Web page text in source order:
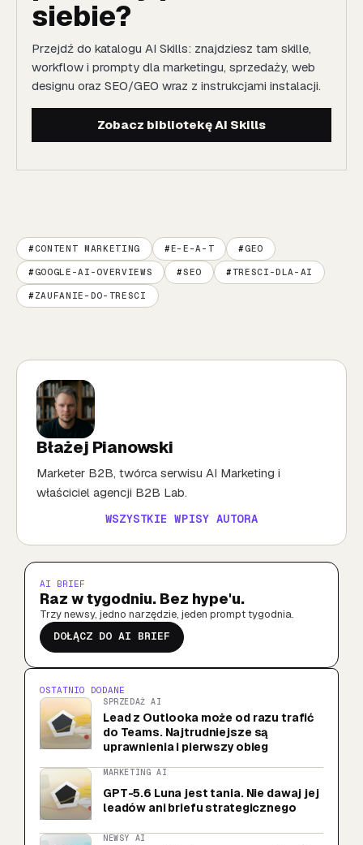
siebie?
Przejdź do katalogu AI Skills: znajdziesz tam skille,
workflow i prompty dla marketingu, sprzedaży, web
designu oraz SEO/GEO wraz z instrukcjami instalacji.
Zobacz bibliotekę AI Skills
CONTENT MARKETING E-E-A-T GEO
GOOGLE-AI-OVERVIEWS SEO TRESCI-DLA-AI
ZAUFANIE-DO-TRESCI
Błażej Pianowski
Marketer B2B, twórca serwisu AI Marketing i
właściciel agencji B2B Lab.
WSZYSTKIE WPISY AUTORA
AI BRIEF
Raz w tygodniu. Bez hype'u.
Trzy newsy, jedno narzędzie, jeden prompt tygodnia.
DOŁĄCZ DO AI BRIEF
OSTATNIO DODANE
SPRZEDAŻ AI
Lead z Outlooka może od razu trafić
do Teams. Najtrudniejsze są
uprawnienia i pierwszy obieg
MARKETING AI
GPT-5.6 Luna jest tania. Nie dawaj jej
leadów ani briefu strategicznego
NEWSY AI